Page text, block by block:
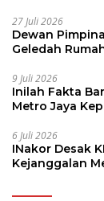
27 Juli 2026
Dewan
Geledah
9 Juli 2026
Inilah Fakta
Metro Jaya
6 Juli 2026
INakor Desak
Kejanggalan